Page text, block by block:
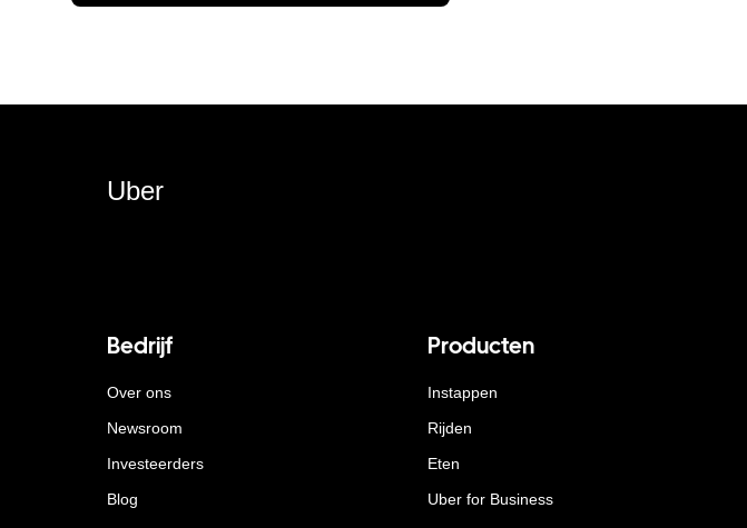
Uber
Bedrijf
Over ons
Newsroom
Investeerders
Blog
Producten
Instappen
Rijden
Eten
Uber for Business